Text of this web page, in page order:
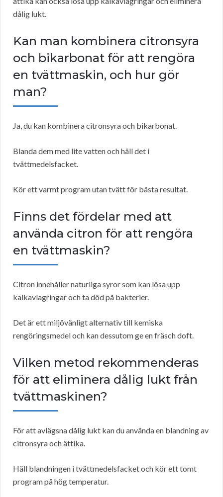
dålig lukt.
Kan man kombinera citronsyra
och bikarbonat för att rengöra
en tvättmaskin, och hur gör
man?
Ja, du kan kombinera citronsyra och bikarbonat.
Blanda dem med lite vatten och häll det i
tvättmedelsfacket.
Kör ett varmt program utan tvätt för bästa resultat.
Finns det fördelar med att
använda citron för att rengöra
en tvättmaskin?
Citron innehåller naturliga syror som kan lösa upp
kalkavlagringar och ta död på bakterier.
Det är ett miljövänligt alternativ till kemiska
rengöringsmedel och kan dessutom ge en fräsch doft.
Vilken metod rekommenderas
för att eliminera dålig lukt från
tvättmaskinen?
För att avlägsna dålig lukt kan du använda en blandning av
citronsyra och ättika.
Häll blandningen i tvättmedelsfacket och kör ett tomt
program på hög temperatur.